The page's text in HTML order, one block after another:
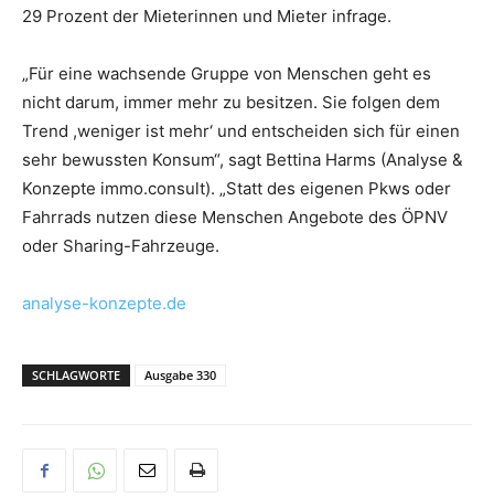
29 Prozent der Mieterinnen und Mieter infrage.
„Für eine wachsende Gruppe von Menschen geht es
nicht darum, immer mehr zu besitzen. Sie folgen dem
Trend ,weniger ist mehr‘ und entscheiden sich für einen
sehr bewussten Konsum“, sagt Bettina Harms (Analyse &
Konzepte immo.consult). „Statt des eigenen Pkws oder
Fahrrads nutzen diese Menschen Angebote des ÖPNV
oder Sharing-Fahrzeuge.
analyse-konzepte.de
SCHLAGWORTE Ausgabe 330